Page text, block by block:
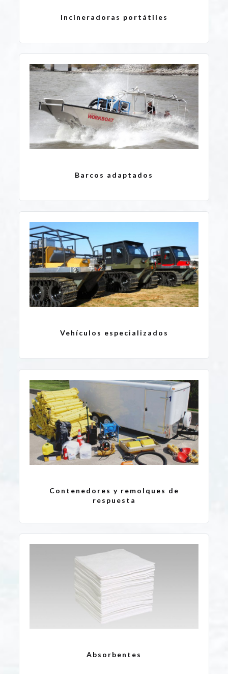
Incineradoras portátiles
Barcos adaptados
Vehículos especializados
Contenedores y remolques de
respuesta
Absorbentes